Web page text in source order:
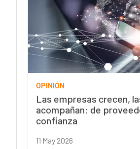
OPINIÓN
Las empresas crecen,
acompañan: de
confianza
11 May 2026